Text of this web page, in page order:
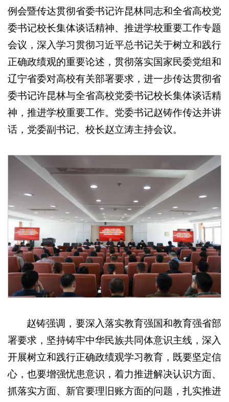
例会暨传达贯彻省委书记许昆林同志和全省高校党
委书记校长集体谈话精神、推进学校重要工作专题
会议，深入学习贯彻习近平总书记关于树立和践行
正确政绩观的重要论述，贯彻落实国家民委党组和
辽宁省委对高校有关部署要求，进一步传达贯彻省
委书记许昆林与全省高校党委书记校长集体谈话精
神，推进学校重要工作。党委书记赵铸作传达并讲
话，党委副书记、校长赵立涛主持会议。
赵铸强调，要深入落实教育强国和教育强省部
署要求，坚持铸牢中华民族共同体意识主线，深入
开展树立和践行正确政绩观学习教育，既要坚定信
心，也要增强忧患意识，着力推进解决认识方面、
抓落实方面、新官要理旧账方面的问题，扎实推进